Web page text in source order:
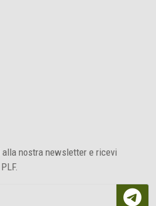
nostra newsletter e ricevi